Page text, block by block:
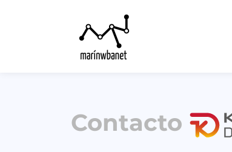
Contacto